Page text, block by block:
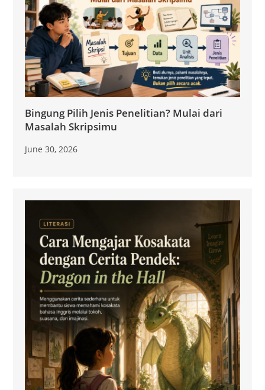
Bingung Pilih Jenis Penelitian? Mulai dari
Masalah Skripsimu
June 30, 2026